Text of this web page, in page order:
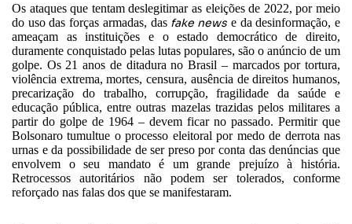
Os ataques que tentam deslegitimar as eleições de 2022, por meio
do uso das forças armadas, das fake news e da desinformação, e
ameaçam as instituições e o estado democrático de direito,
duramente conquistado pelas lutas populares, são o anúncio de um
golpe. Os 21 anos de ditadura no Brasil – marcados por tortura,
violência extrema, mortes, censura, ausência de direitos humanos,
precarização do trabalho, corrupção, fragilidade da saúde e
educação pública, entre outras mazelas trazidas pelos militares a
partir do golpe de 1964 – devem ficar no passado. Permitir que
Bolsonaro tumultue o processo eleitoral por medo de derrota nas
urnas e da possibilidade de ser preso por conta das denúncias que
envolvem o seu mandato é um grande prejuízo à história.
Retrocessos autoritários não podem ser tolerados, conforme
reforçado nas falas dos que se manifestaram.